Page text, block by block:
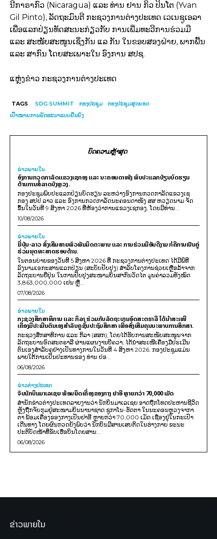
ນີກາຣາກົວ (Nicaragua) ແລະ ທ່ານ ຢານ ກິວ ປິນໂຕ (Yvan
Gil Pinto), ລັດຖະມົນຕີ ກະຊວງການຕ່າງປະເທດ ເວເນຊູເອລາ
ເພື່ອແລກປ່ຽນທັດສະນະກ່ຽວກັບ ການເພີ່ມທະວີການຮ່ວມມື
ແລະ ສະໜັບສະໜູນເຊິ່ງກັນ ແລ ກັນ ໃນຂອບສອງຝ່າຍ, ພາກພື້ນ
ແລະ ສາກົນ ໂດຍສະເພາະໃນ ອົງການ ສປຊ.
ແຫຼ່ງຂ່າວ ກະຊວງການຕ່າງປະເທດ
TAGS SDG SUMMIT ກອງປະຊຸມ
ກອງປະຊຸມສຸດຍອດ
ເປົ້າໝາຍການພັດທະນາແບບຍືນຍົງ
ບົດຄວາມຫຼ້າສຸດ
ຂ່າວພາຍ​ໃນ
ອົງການກວດກາລັດແຂວງເຊກອງ ແລະ ນະຄອນດາໜັງ ພົບປະແລກປ່ຽນບົດຮຽນ
ຕ້ານການສໍ້ລາດບັງຫຼວງ.
ກອງປະຊຸມພົບປະແລກປ່ຽນບົດຮຽນ ລະຫວ່າງອົງການກວດກາລັດແຂວງເຊ
ກອງ ສປປ ລາວ ແລະ ອົງການກວດກາລັດນະຄອນດາໜັງ ສສ ຫວຽດນາມ ຈັດ
ຂຶ້ນໃນວັນທີ 9 ສິງຫາ 2026 ທີ່ຫ້ອງວ່າການແຂວງເຊກອງ, ໂດຍມີທ່ານ...
10/08/2026
ຂ່າວພາຍ​ໃນ
ຍີ່ປຸ່ນ-ລາວ ສົ່ງເສີມສາຍພົວພັນມິດຕະພາບ ແລະ ການຮ່ວມມືອັນດີງາມ ກໍຄືການເປັນຄູ່
ຮ່ວມຍຸດທະສາດຮອບດ້ານ.
ໃນຕອນບ່າຍຂອງວັນທີ 5 ສິງຫາ 2026 ທີ່ ກະຊວງການຕ່າງປະເທດ ໄດ້ມີພິທີ
ລົງນາມເອກະສານແລກປ່ຽນ (ສະບັບປັບປຸງ) ສໍາລັບໂຄງການຊ່ວຍເຫຼືອລ້າຈາກ
ລັດຖະບານຍີ່ປຸ່ນ ໃນການປັບປຸງສະໜາມບິນສາກົນວັດໄຕ ມູນຄ່າລວມທັງໝົດ
3,863,000,000 ເຢນ ຫຼື...
07/08/2026
ຂ່າວພາຍ​ໃນ
ກະຊວງສຶກສາທິການ ແລະ ກິລາ ຮ່ວມກັບລັດຖະບານອົດສະຕຣາລີ ໄດ້ນຳສະເໜີ
ເຄື່ອງມືປະເມີນຕົນເອງສຳລັບຄູຊັ້ນປະຖົມສຶກສາ ເພື່ອສົ່ງເສີມຄຸນນະພາບການສຶກສາ.
ກະຊວງສຶກສາທິການ ແລະ ກິລາ (ສສກ), ໂດຍໄດ້ຮັບການສະໜັບສະໜູນຈາກ
ລັດຖະບານອົດສະຕຣາລີ ຜ່ານແຜນງານບີຄວາ, ໄດ້ນຳສະເໜີເຄື່ອງມືປະເມີນ
ຕົນເອງສຳລັບຄູຢ່າງເປັນທາງການໃນວັນທີ 4 ສິງຫາ 2026. ກອງປະຊຸມແມ່ນ
ພາຍໃຕ້ການເປັນປະທານຂອງ ທ່ານ ປອ...
06/08/2026
ຂ່າວຕ່າງປະເທດ
ຈັບນັກບິນມາເລເຊຍ ພ້ອມຍຶດເຄື່ອງຂອງກາງ ຢາອີ ຫຼາຍກວ່າ 70,000 ເມັດ
ສຳນັກຂ່າວຕ່າງປະເທດລາຍງານວ່າ ນັກບິນມາເລເຊຍ ອາດຖືກໂທດປະຫານຊີວິດ
ຫຼັງຖືກຈັບກຸມຢູ່ສະໜາມບິນນານາຊາດ ຊູກາໂນ-ຮັດຕາ ໃນນະຄອນຫຼວງຈາກາ
ຕາ ພ້ອມເຄື່ອງຂອງກາງເປັນຢາອີ ຫຼາຍກວ່າ 70,000 ເມັດ ເຊື່ອງຢູ່ໃນກະເປົາ
ເດີນທາງ ໂດຍຜົນກວດຍັງພົບວ່າ ນັກບິນມີສານເສບຕິດໃນຮ່າງກາຍ ຂະນະ
ປະຕິບັດໜ້າທີ່ຂັບເຮືອບິນໂດຍສານ...
06/08/2026
ຂ່າວພາຍໃນ